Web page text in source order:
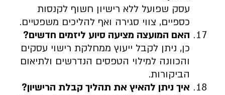
עסק שפועל ללא רישיון חשוף לקנסות
כספיים, צווי סגירה ואף להליכים משפטיים.
האם המועצה מציעה סיוע ליזמים חדשים?
כן, ניתן לקבל ייעוץ ממחלקת רישוי עסקים
והכוונה למילוי הטפסים הנדרשים ולתיאום
הביקורות.
איך ניתן להאיץ את תהליך קבלת הרישיון?